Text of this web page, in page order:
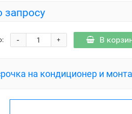
запросу
+
- В
на кондиционер и